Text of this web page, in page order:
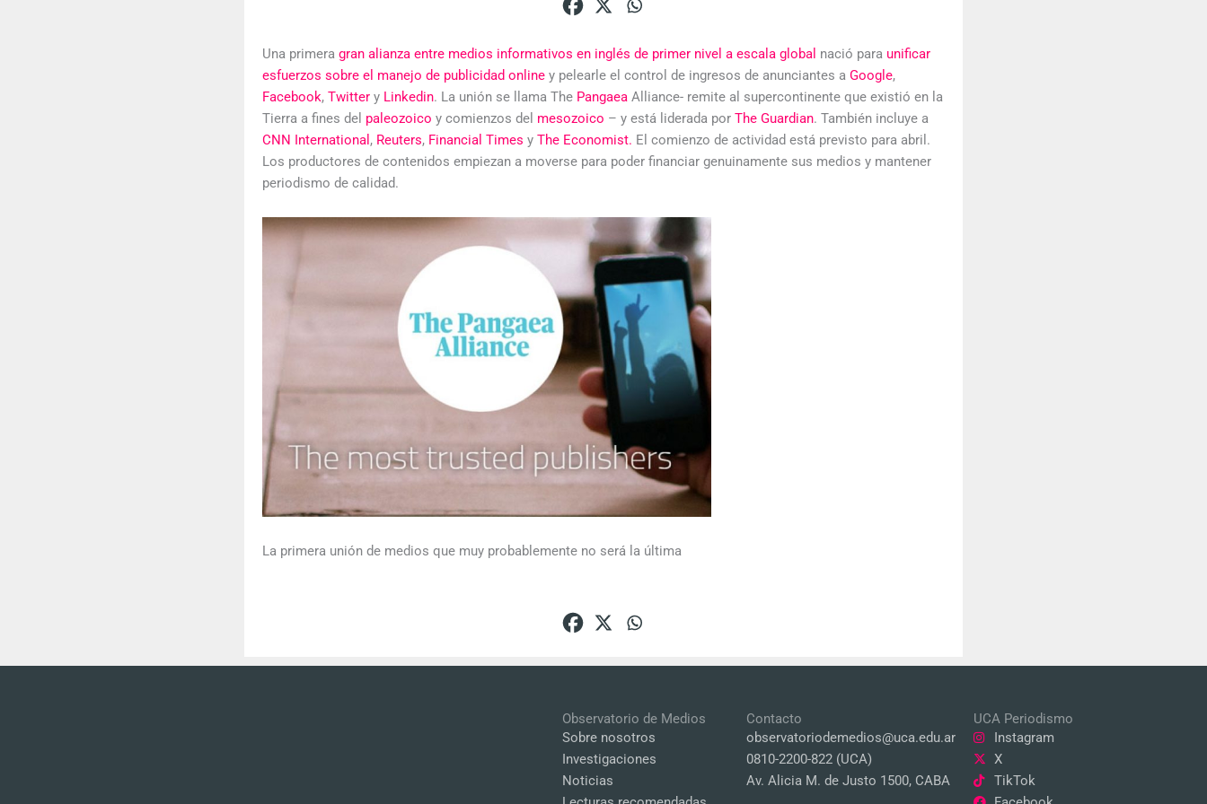
Una primera gran alianza entre medios informativos en inglés de primer nivel a escala global nació para unificar
esfuerzos sobre el manejo de publicidad online y pelearle el control de ingresos de anunciantes a Google,
Facebook, Twitter y Linkedin. La unión se llama The Pangaea Alliance- remite al supercontinente que existió en la
Tierra a fines del paleozoico y comienzos del mesozoico – y está liderada por The Guardian. También incluye a
CNN International , Reuters, Financial Times y The Economist. El comienzo de actividad está previsto para abril.
Los productores de contenidos empiezan a moverse para poder financiar genuinamente sus medios y mantener
periodismo de calidad.
La primera unión de medios que muy probablemente no será la última
Observatorio de Medios
Sobre nosotros
Investigaciones
Noticias
Contacto
observatoriodemedios@uca.edu.ar
0810-2200-822 (UCA)
Av. Alicia M. de Justo 1500, CABA
UCA Periodismo
Instagram
X
TikTok